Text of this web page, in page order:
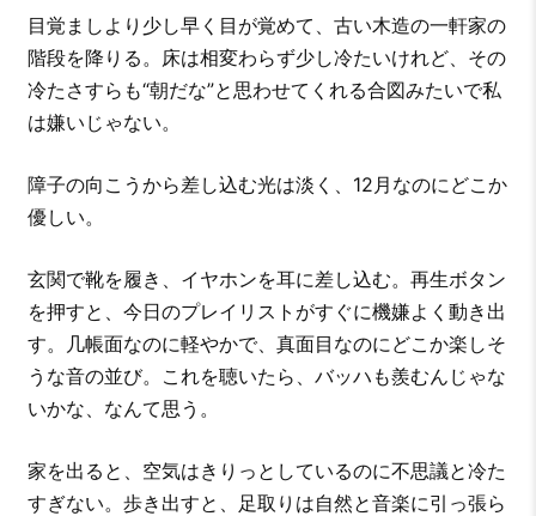
目覚ましより少し早く目が覚めて、古い木造の一軒家の
階段を降りる。床は相変わらず少し冷たいけれど、その
冷たさすらも“朝だな”と思わせてくれる合図みたいで私
は嫌いじゃない。
障子の向こうから差し込む光は淡く、12月なのにどこか
優しい。
玄関で靴を履き、イヤホンを耳に差し込む。再生ボタン
を押すと、今日のプレイリストがすぐに機嫌よく動き出
す。几帳面なのに軽やかで、真面目なのにどこか楽しそ
うな音の並び。これを聴いたら、バッハも羨むんじゃな
いかな、なんて思う。
家を出ると、空気はきりっとしているのに不思議と冷た
すぎない。歩き出すと、足取りは自然と音楽に引っ張ら